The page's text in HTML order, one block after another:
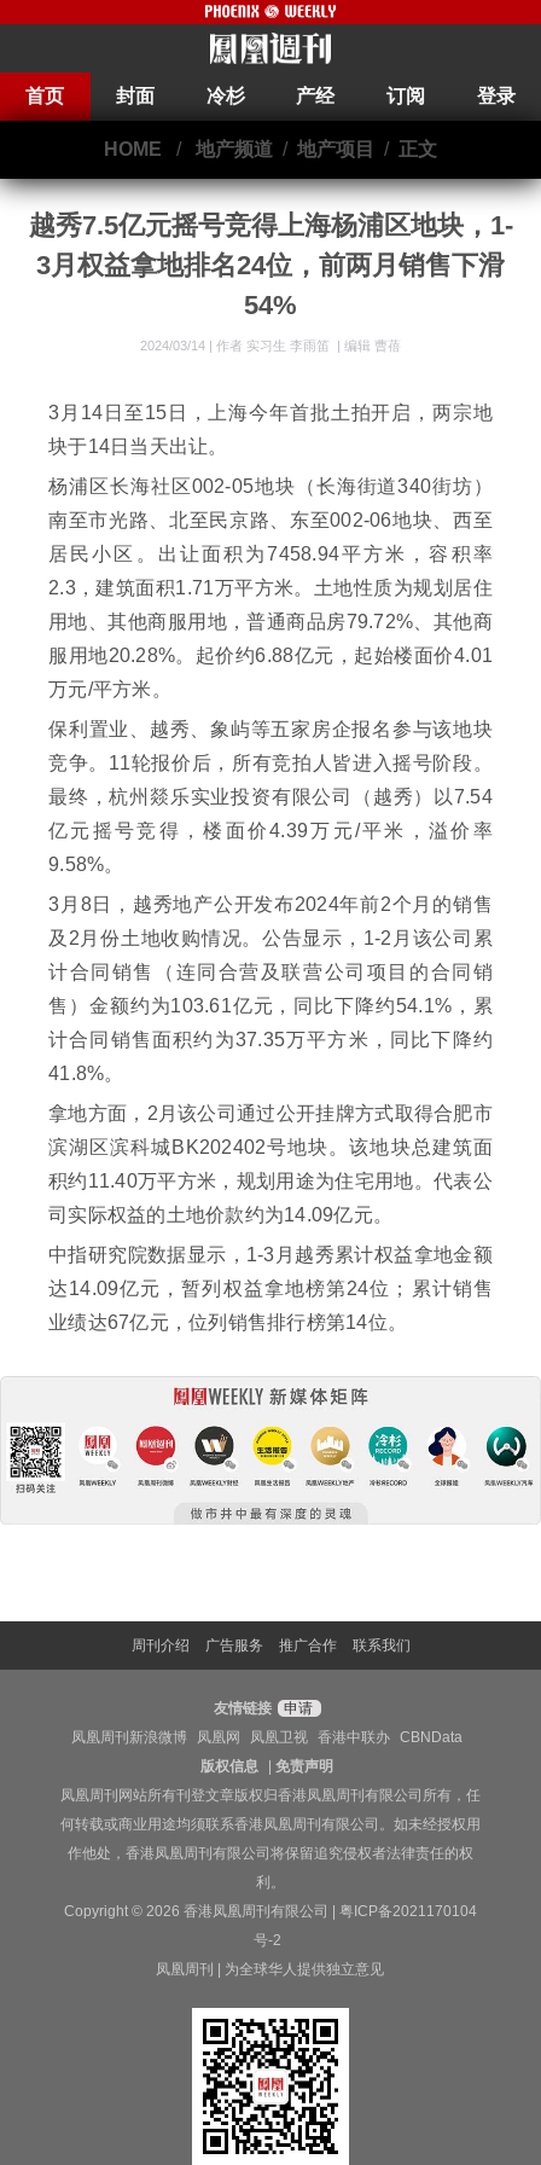
首页 封面 冷杉 产经 订阅 登录
HOME / 地产频道 / 地产项目 / 正文
越秀7.5亿元摇号竞得上海杨浦区地块，1-
3月权益拿地排名24位，前两月销售下滑
54%
2024/03/14 | 作者 实习生 李雨笛 编辑 曹蓓
3月14日至15日，上海今年首批土拍开启，两宗地
块于14日当天出让。
杨浦区长海社区002-05地块（长海街道340街坊）
南至市光路、北至民京路、东至002-06地块、西至
居民小区。出让面积为7458.94平方米，容积率
2.3，建筑面积1.71万平方米。土地性质为规划居住
用地、其他商服用地，普通商品房79.72%、其他商
服用地20.28%。起价约6.88亿元，起始楼面价4.01
万元/平方米。
保利置业、越秀、象屿等五家房企报名参与该地块
竞争。11轮报价后，所有竞拍人皆进入摇号阶段。
最终，杭州燚乐实业投资有限公司（越秀）以7.54
亿元摇号竞得，楼面价4.39万元/平米，溢价率
9.58%。
3月8日，越秀地产公开发布2024年前2个月的销售
及2月份土地收购情况。公告显示，1-2月该公司累
计合同销售（连同合营及联营公司项目的合同销
售）金额约为103.61亿元，同比下降约54.1%，累
计合同销售面积约为37.35万平方米，同比下降约
41.8%。
拿地方面，2月该公司通过公开挂牌方式取得合肥市
滨湖区滨科城BK202402号地块。该地块总建筑面
积约11.40万平方米，规划用途为住宅用地。代表公
司实际权益的土地价款约为14.09亿元。
中指研究院数据显示，1-3月越秀累计权益拿地金额
达14.09亿元，暂列权益拿地榜第24位；累计销售
业绩达67亿元，位列销售排行榜第14位。
周刊介绍 广告服务 推广合作 联系我们
友情链接
申请
凤凰周刊新浪微博
凤凰网 凤凰卫视 香港中联办
CBNData
版权信息
|免责声明
凤凰周刊网站所有刊登文章版权归香港凤凰周刊有限公司所有，任
何转载或商业用途均须联系香港凤凰周刊有限公司。如未经授权用
作他处，香港凤凰周刊有限公司将保留追究侵权者法律责任的权
利。
Copyright © 2026 香港凤凰周刊有限公司 | 粤ICP备2021170104
号-2
凤凰周刊 | 为全球华人提供独立意见